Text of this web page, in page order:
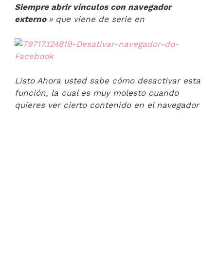
Siempre abrir vínculos con navegador
externo » que viene de serie en
Listo Ahora usted sabe cómo desactivar esta
función, la cual es muy molesto cuando
quieres ver cierto contenido en el navegador